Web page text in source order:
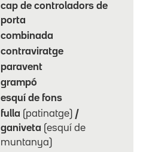
cap de controladors de
porta
combinada
contraviratge
paravent
grampó
esquí de fons
fulla (patinatge) /
ganiveta (esquí de
muntanya)